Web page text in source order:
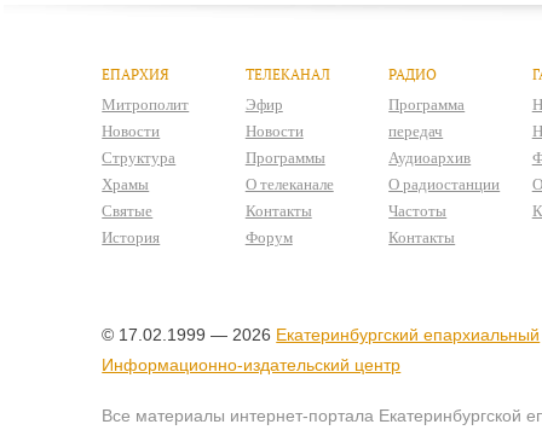
ЕПАРХИЯ
Митрополит
Новости
Структура
Храмы
Святые
История
ТЕЛЕКАНАЛ
Эфир
Новости
Программы
О телеканале
Контакты
Форум
РАДИО
Программа
передач
Аудиоархив
О радиостанции
Частоты
Контакты
© 17.02.1999 — 2026 Екатеринбургский епархиальный
Информационно-издательский центр
Все материалы интернет-портала Екатеринбургской